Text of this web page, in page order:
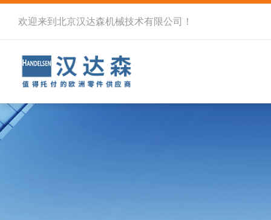
欢迎来到北京汉达森机械技术有限公司！